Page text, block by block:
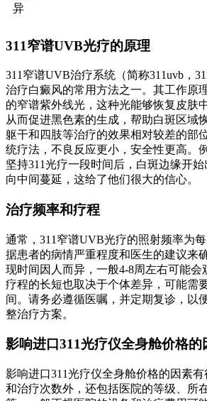
异
311窄谱UVB光疗的原理
311窄谱UVB治疗系统（简称311uvb，
治疗白癜风的常用方法之一。其工作原
的窄谱紫外线光，这种光能够恢复皮肤
从而促进黑色素的生成，帮助白斑区域
躯干和四肢等治疗的效果相对较差的部
统疗法，不良反应更小，安全性更高。
坚持311光疗一段时间后，白斑边缘开
向中间蔓延，这给了他们很大的信心。
治疗频率和疗程
通常，311窄谱UVB光疗的照射频率为
据患者的病情严重程度和医生的建议来
现时间因人而异，一般4-8周左右可能会
疗程的长短也取决于个体差异，可能需
间。请务必遵循医嘱，并定期复诊，以
整治疗方案。
影响进口311光疗仪全身舱价格的
影响进口311光疗仪全身舱价格的因素
和治疗次数外，还包括医院的等级、所